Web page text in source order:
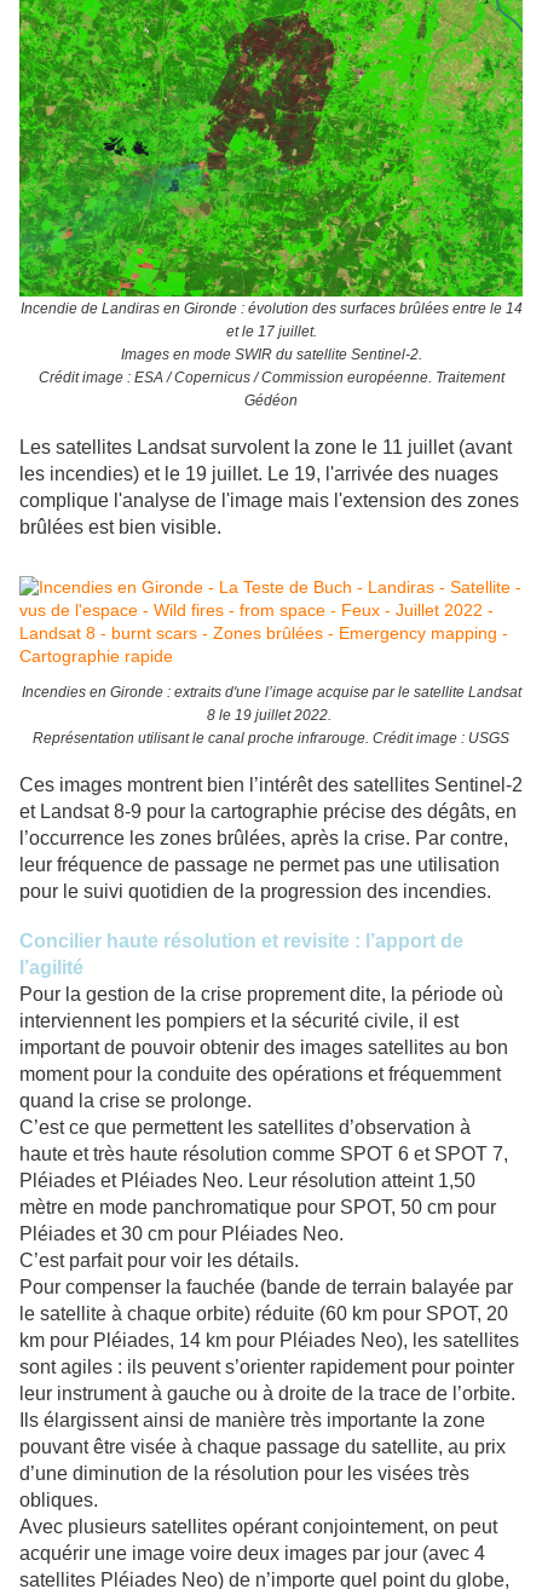
Incendie de Landiras en Gironde : évolution des surfaces brûlées entre le 14
et le 17 juillet.
Images en mode SWIR du satellite Sentinel-2.
Crédit image : ESA / Copernicus / Commission européenne. Traitement
Gédéon
Les satellites Landsat survolent la zone le 11 juillet (avant
les incendies) et le 19 juillet. Le 19, l'arrivée des nuages
complique l'analyse de l'image mais l'extension des zones
brûlées est bien visible.
Incendies en Gironde : extraits d'une l’image acquise par le satellite Landsat
8 le 19 juillet 2022.
Représentation utilisant le canal proche infrarouge. Crédit image : USGS
Ces images montrent bien l’intérêt des satellites Sentinel-2
et Landsat 8-9 pour la cartographie précise des dégâts, en
l’occurrence les zones brûlées, après la crise. Par contre,
leur fréquence de passage ne permet pas une utilisation
pour le suivi quotidien de la progression des incendies.
Concilier haute résolution et revisite : l’apport de
l’agilité
Pour la gestion de la crise proprement dite, la période où
interviennent les pompiers et la sécurité civile, il est
important de pouvoir obtenir des images satellites au bon
moment pour la conduite des opérations et fréquemment
quand la crise se prolonge.
C’est ce que permettent les satellites d’observation à
haute et très haute résolution comme SPOT 6 et SPOT 7,
Pléiades et Pléiades Neo. Leur résolution atteint 1,50
mètre en mode panchromatique pour SPOT, 50 cm pour
Pléiades et 30 cm pour Pléiades Neo.
C’est parfait pour voir les détails.
Pour compenser la fauchée (bande de terrain balayée par
le satellite à chaque orbite) réduite (60 km pour SPOT, 20
km pour Pléiades, 14 km pour Pléiades Neo), les satellites
sont agiles : ils peuvent s’orienter rapidement pour pointer
leur instrument à gauche ou à droite de la trace de l’orbite.
Ils élargissent ainsi de manière très importante la zone
pouvant être visée à chaque passage du satellite, au prix
d’une diminution de la résolution pour les visées très
obliques.
Avec plusieurs satellites opérant conjointement, on peut
acquérir une image voire deux images par jour (avec 4
satellites Pléiades Neo) de n’importe quel point du globe,